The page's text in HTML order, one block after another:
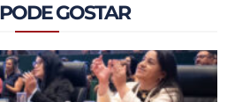
GOSTAR